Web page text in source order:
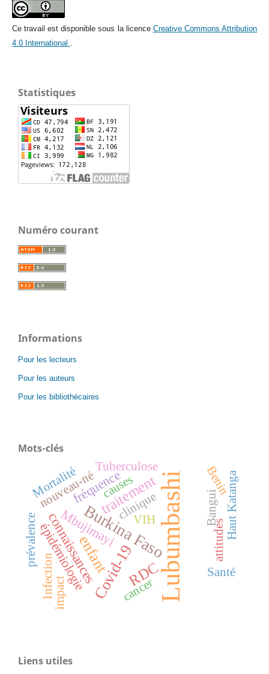
Ce travail est disponible sous la licence Creative Commons Attribution
4.0 International .
Statistiques
Numéro courant
Informations
Pour les lecteurs
Pour les auteurs
Pour les bibliothécaires
Mots-clés
Lubumbashi
Burkina Faso
Covid-19
enfant RDC
traitement
connaissances
épidémiologie
Mbujimayi
fréquenceclinique
prévalence VIH Bangui
Benin
Tuberculose
cancer
attitudes
nouveau-né
Mortalité
Santé
Haut Katanga
Infection
causes
impact
Liens utiles